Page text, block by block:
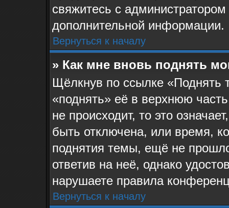
свяжитесь с
дополнительной информации.
Вернуться к началу
» Как мне вновь поднять
Щёлкнув по ссылке «Поднять
«поднять» её в верхнюю
не происходит, то это
быть отключена, или время,
поднятия темы, ещё не
ответив на неё, однако
нарушаете правила
Вернуться к началу